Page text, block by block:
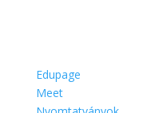
Edupage
Meet